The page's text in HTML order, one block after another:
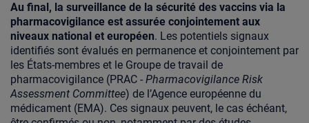
Au final, la surveillance de la sécurité des vaccins via la
pharmacovigilance est assurée conjointement aux
niveaux national et européen. Les potentiels signaux
identifiés sont évalués en permanence et conjointement par
les États-membres et le Groupe de travail de
pharmacovigilance (PRAC - Pharmacovigilance Risk
Assessment Committee) de l’Agence européenne du
médicament (EMA). Ces signaux peuvent, le cas échéant,